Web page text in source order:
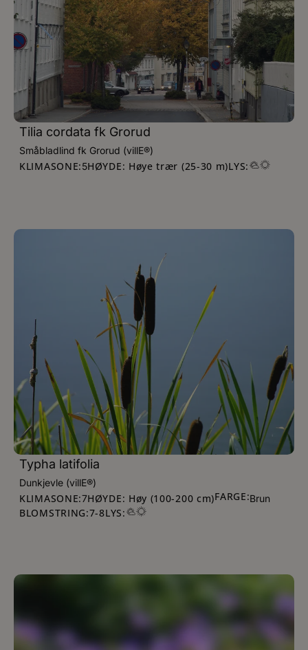
Tilia cordata fk Grorud
Småbladlind fk Grorud (villE®)
KLIMASONE:5HØYDE: Høye trær (25-30 m)LYS:
Typha latifolia
Dunkjevle (villE®)
KLIMASONE:7HØYDE: Høy (100-200 cm)FARGE:Brun
BLOMSTRING:7-8LYS: